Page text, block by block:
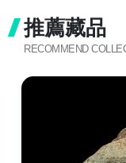
推薦藏品
RECOMMEND